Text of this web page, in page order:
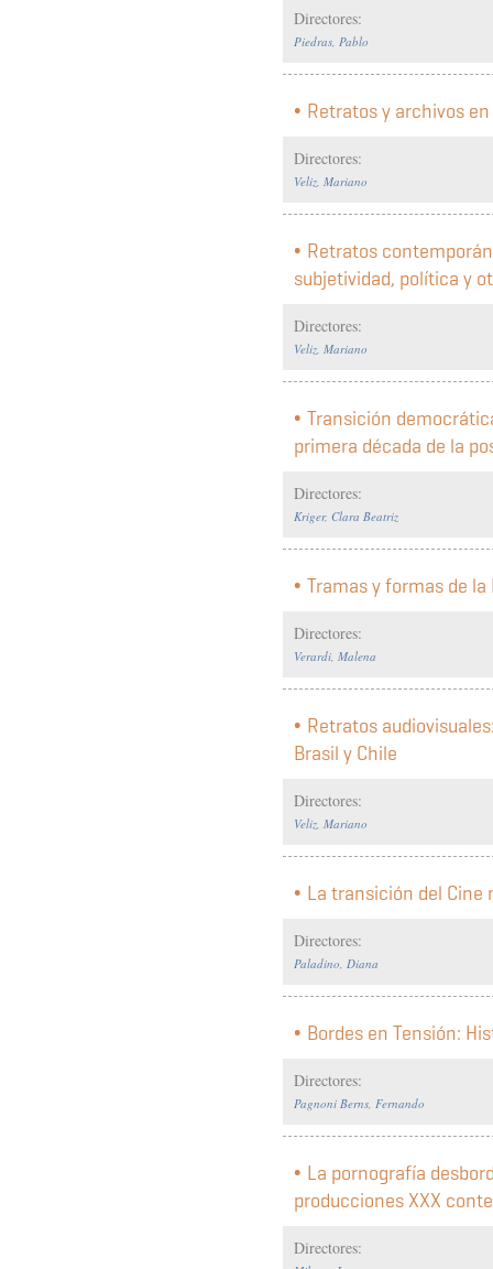
Directores:
Piedras, Pablo
Retratos y archivos
Directores:
Veliz, Mariano
Retratos
subjetividad, política y
Directores:
Veliz, Mariano
Transición
primera década de la
Directores:
Kriger, Clara Beatriz
Tramas y formas de
Directores:
Verardi, Malena
Retratos
Brasil y Chile
Directores:
Veliz, Mariano
La transición del
Directores:
Paladino, Diana
Bordes en Tensión:
Directores:
Pagnoni Berns, Fernando
La pornografía
producciones XXX
Directores: